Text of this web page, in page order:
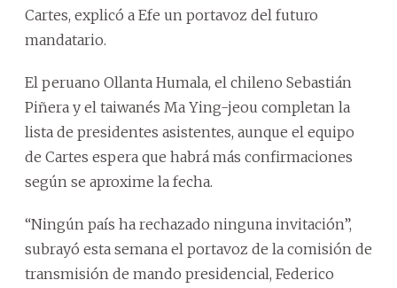
Cartes, explicó a Efe un portavoz del futuro
mandatario.
El peruano Ollanta Humala, el chileno Sebastián
Piñera y el taiwanés Ma Ying-jeou completan la
lista de presidentes asistentes, aunque el equipo
de Cartes espera que habrá más confirmaciones
según se aproxime la fecha.
“Ningún país ha rechazado ninguna invitación”,
subrayó esta semana el portavoz de la comisión de
transmisión de mando presidencial, Federico